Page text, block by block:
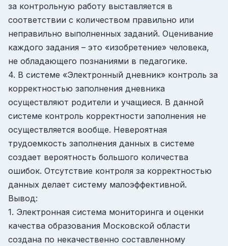
за контрольную работу выставляется в
соответствии с количеством правильно или
неправильно выполненных заданий. Оценивание
каждого задания – это «изобретение» человека,
не обладающего познаниями в педагогике.
4. В системе «Электронный дневник» контроль за
корректностью заполнения дневника
осуществляют родители и учащиеся. В данной
системе контроль корректности заполнения не
осуществляется вообще. Невероятная
трудоемкость заполнения данных в системе
создает вероятность большого количества
ошибок. Отсутствие контроля за корректностью
данных делает систему малоэффективной.
Вывод:
1. Электронная система мониторинга и оценки
качества образования Московской области
создана по некачественно составленному